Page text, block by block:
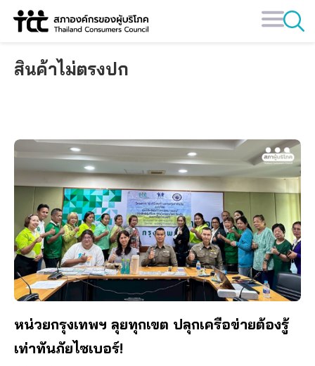
Skip
สินค้าไม่ตรงปก
หน่วยกรุงเทพฯ ลุยทุกเขต ปลุกเครือข่ายต้องรู้
เท่าทันภัยไซเบอร์!